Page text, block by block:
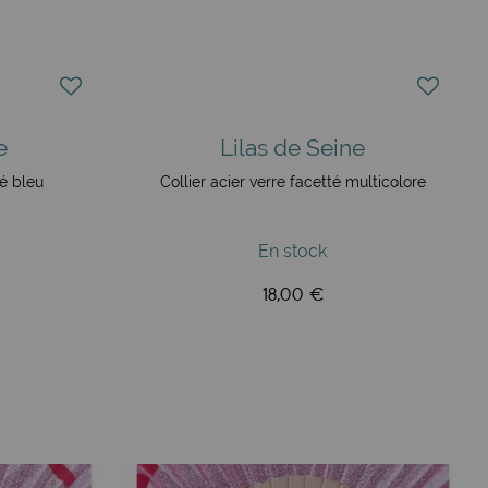
bleu
Lilas de Seine
Collier acier verre facetté multicolore
En stock
18,00 €